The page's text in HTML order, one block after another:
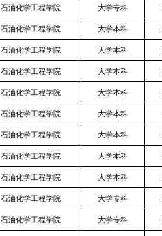
石油化学工程学院 大学专科
石油化学工程学院 大学本科
石油化学工程学院 大学本科
石油化学工程学院 大学本科
石油化学工程学院 大学本科
石油化学工程学院 大学本科
石油化学工程学院 大学本科
石油化学工程学院 大学本科
石油化学工程学院 大学本科
石油化学工程学院 大学专科
石油化学工程学院 大学专科